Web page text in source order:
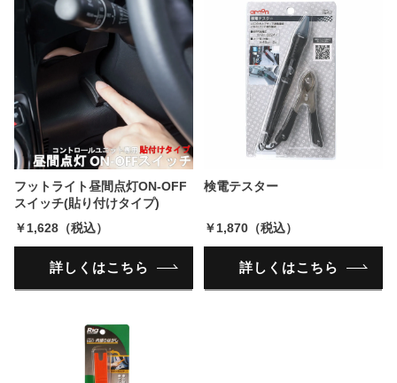
フットライト昼間点灯ON-OFF
スイッチ(貼り付けタイプ)
￥1,628（税込）
詳しくはこちら
検電テスター
￥1,870（税込）
詳しくはこちら